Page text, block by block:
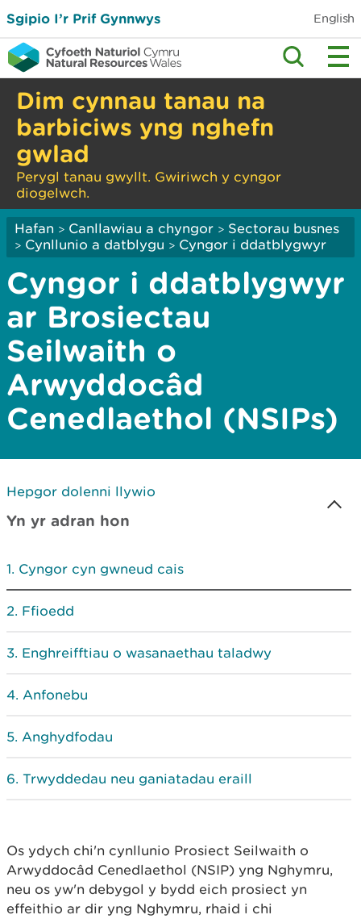
Sgipio I’r Prif Gynnwys English
Dim cynnau tanau na
barbiciws yng nghefn
gwlad
Perygl tanau gwyllt. Gwiriwch y cyngor
diogelwch.
Hafan > Canllawiau a chyngor > Sectorau busnes
> Cynllunio a datblygu > Cyngor i ddatblygwyr
Cyngor i ddatblygwyr
ar Brosiectau
Seilwaith o
Arwyddocâd
Cenedlaethol (NSIPs)
Hepgor dolenni llywio
Yn yr adran hon
Cyngor cyn gwneud cais
Ffioedd
Enghreifftiau o wasanaethau taladwy
Anfonebu
Anghydfodau
Trwyddedau neu ganiatadau eraill
Os ydych chi'n cynllunio Prosiect Seilwaith o
Arwyddocâd Cenedlaethol (NSIP) yng Nghymru,
neu os yw'n debygol y bydd eich prosiect yn
effeithio ar dir yng Nghymru, rhaid i chi